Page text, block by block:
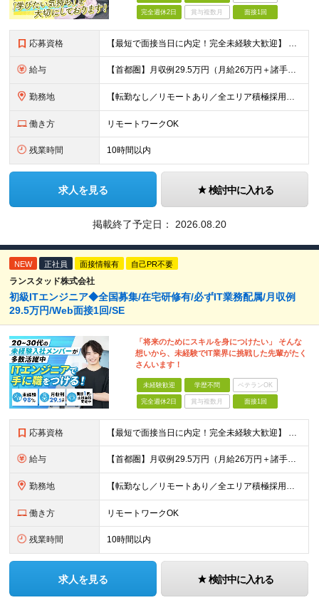
完全週休2日 賞与複数月 面接1回
応募資格 【最短で面接当日に内定！完全未経験大歓迎】 ・業種／職種未経験歓迎 ・社会人デビュー、第二新卒、既卒者大歓迎 ・学歴不問（文系、理系不問） ・20代～30代、男女問わず活躍中 ・服装、髪色自由 ・明確
給与 【首都圏】月収例29.5万円（月給26万円＋諸手当） 【東海・関西】月収例28.5万円（月給25万円＋諸手当） 【九州】月収例26万円（月給23万円＋諸手当） ※経験・スキル・前職給与を踏まえ、総合
勤務地 【転勤なし／リモートあり／全エリア積極採用】 ・大手企業のプロジェクト中心 ・勤務エリアや配属先は希望を考慮 ・研修はリモートメインで実施 ・UIターン歓迎 ＜主なエリア＞ ■首都圏…東京・神奈川・
働き方 リモートワークOK
残業時間 10時間以内
求人を見る 検討中に入れる
掲載終了予定日： 2026.08.20
NEW 正社員 面接情報有 自己PR不要
ランスタッド株式会社
初級ITエンジニア◆全国募集/在宅研修有/必ずIT業務配属/月収例
29.5万円/Web面接1回/SE
「将来のためにスキルを身につけたい」 そんな
想いから、未経験でIT業界に挑戦した先輩がたく
さんいます！
未経験歓迎 学歴不問 ベテランOK
完全週休2日 賞与複数月 面接1回
応募資格 【最短で面接当日に内定！完全未経験大歓迎】 ・業種／職種未経験歓迎 ・社会人デビュー、第二新卒、既卒者大歓迎 ・学歴不問（文系、理系不問） ・20代～30代、男女問わず活躍中 ・服装、髪色自由 ・明確
給与 【首都圏】月収例29.5万円（月給26万円＋諸手当） 【東海・関西】月収例28.5万円（月給25万円＋諸手当） 【九州】月収例26万円（月給23万円＋諸手当） ※経験・スキル・前職給与を踏まえ、総合
勤務地 【転勤なし／リモートあり／全エリア積極採用中】 ・大手企業のプロジェクトが中心 ・勤務エリアは希望を考慮し決定 ・研修はリモートメインで実施します ・U&Iターンの方も大歓迎◎ ＜主なエリア＞ ■首
働き方 リモートワークOK
残業時間 10時間以内
求人を見る 検討中に入れる